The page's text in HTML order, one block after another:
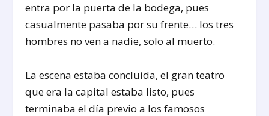
entra por la puerta de la bodega, pues
casualmente pasaba por su frente… los tres
hombres no ven a nadie, solo al muerto.
La escena estaba concluida, el gran teatro
que era la capital estaba listo, pues
terminaba el día previo a los famosos